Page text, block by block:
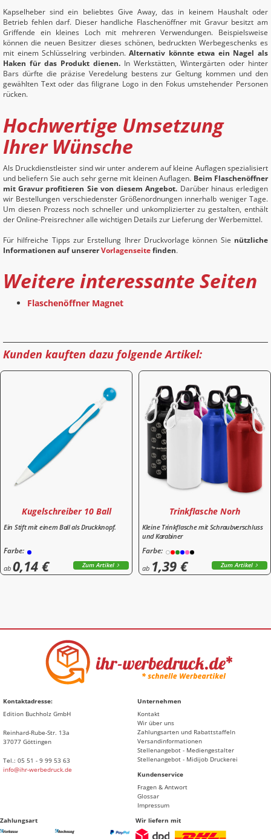
Kapselheber sind ein beliebtes Give Away, das in keinem Haushalt oder
Betrieb fehlen darf. Dieser handliche Flaschenöffner mit Gravur besitzt am
Griffende ein kleines Loch mit mehreren Verwendungen. Beispielsweise
können die neuen Besitzer dieses schönen, bedruckten Werbegeschenks es
mit einem Schlüsselring verbinden.Alternativ könnte etwa ein Nagel als
Haken für das Produkt dienen. In Werkstätten, Wintergärten oder hinter
Bars dürfte die präzise Veredelung bestens zur Geltung kommen und den
gewählten Text oder das filigrane Logo in den Fokus umstehender Personen
rücken.
Hochwertige Umsetzung
Ihrer Wünsche
Als Druckdienstleister sind wir unter anderem auf kleine Auflagen spezialisiert
und beliefern Sie auch sehr gerne mit kleinen Auflagen. Beim Flaschenöffner
mit Gravur profitieren Sie von diesem Angebot. Darüber hinaus erledigen
wir Bestellungen verschiedenster Größenordnungen innerhalb weniger Tage.
Um diesen Prozess noch schneller und unkomplizierter zu gestalten, enthält
der Online-Preisrechner alle wichtigen Details zur Lieferung der Werbemittel.
Für hilfreiche Tipps zur Erstellung Ihrer Druckvorlage können Sie nützliche
Informationen auf unsererVorlagenseitefinden.
Weitere interessante Seiten
Flaschenöffner Magnet
Kunden kauften dazu folgende Artikel:
Kugelschreiber 10 Ball
Ein Stift mit einem Ball als Druckknopf.
Farbe:
ab 0,14 € Zum Artikel
Trinkflasche Norh
Kleine Trinkflasche mit Schraubverschluss
und Karabiner
Farbe:
ab 1,39 € Zum Artikel
Kontaktadresse:
Edition Buchholz GmbH
Reinhard-Rube-Str. 13a
37077 Göttingen
Tel.: 05 51 - 9 99 53 63
info@ihr-werbedruck.de
Unternehmen
Kontakt
Wir über uns
Zahlungsarten und Rabattstaffeln
Versandinformationen
Stellenangebot - Mediengestalter
Stellenangebot - Midijob Druckerei
Kundenservice
Fragen & Antwort
Glossar
Impressum
Wir liefern mit
Zahlungsart